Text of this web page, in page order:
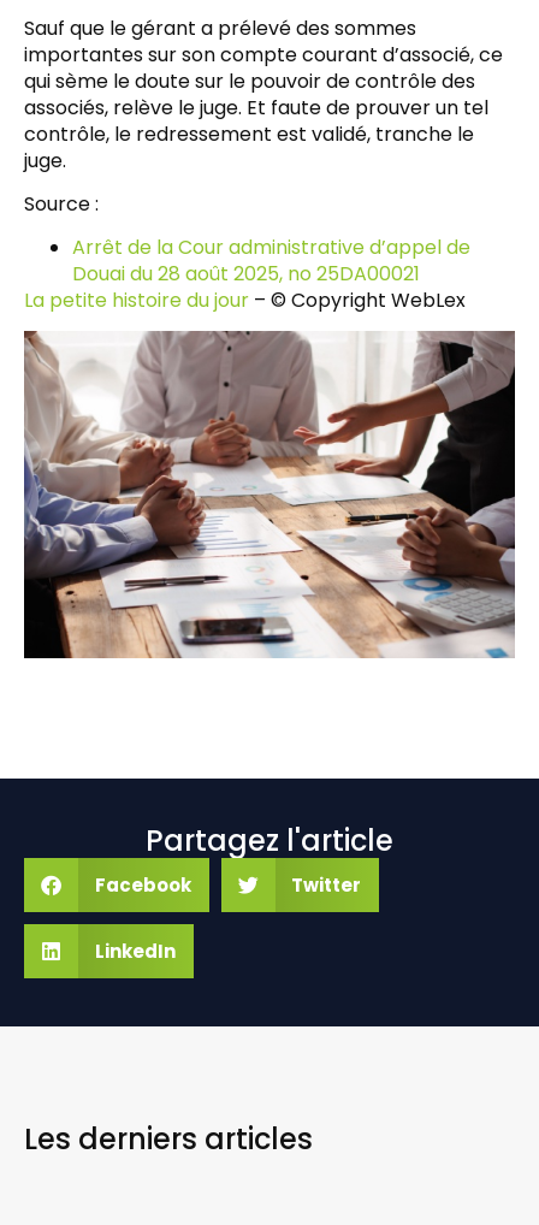
Sauf que le gérant a prélevé des sommes
importantes sur son compte courant d’associé, ce
qui sème le doute sur le pouvoir de contrôle des
associés, relève le juge. Et faute de prouver un tel
contrôle, le redressement est validé, tranche le
juge.
Source :
Arrêt de la Cour administrative d’appel de
Douai du 28 août 2025, no 25DA00021
La petite histoire du jour – © Copyright WebLex
Partagez l'article
Facebook Twitter
LinkedIn
Les derniers articles